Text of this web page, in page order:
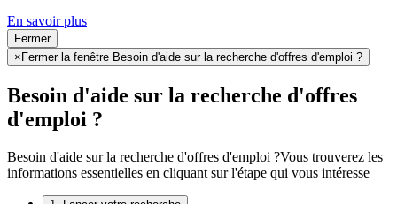
En savoir plus
Fermer
× Fermer la fenêtre Besoin d'aide sur la recherche d'offres d'emploi ?
Besoin d'aide sur la recherche d'offres
d'emploi ?
Besoin d'aide sur la recherche d'offres d'emploi ?Vous trouverez les
informations essentielles en cliquant sur l'étape qui vous intéresse